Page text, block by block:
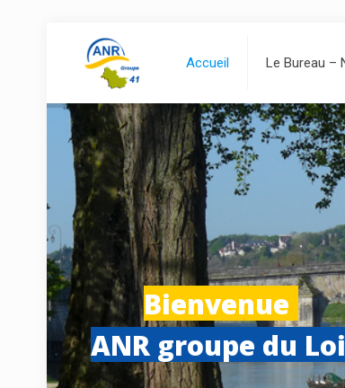
Accueil Le Bureau –
ANR groupe du
Bienvenue